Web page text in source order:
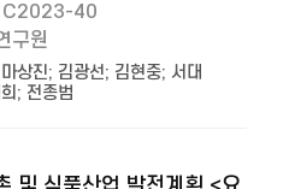
C2023-40
구원
마상진; 김광선; 김현중; 서대
; 전종범